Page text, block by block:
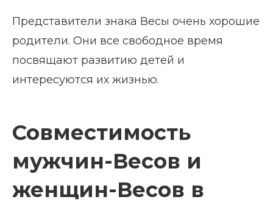
Представители знака Весы очень хорошие
родители. Они все свободное время
посвящают развитию детей и
интересуются их жизнью.
Совместимость
мужчин-Весов и
женщин-Весов в